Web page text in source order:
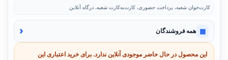
کارت‌خوان شعبه، پرداخت حضوری، کارت‌به‌کارت شعبه، درگاه آنلاین
▦ همه فروشندگان ‹
این محصول در حال حاضر موجودی آنلاین ندارد. برای خرید اعتباری این